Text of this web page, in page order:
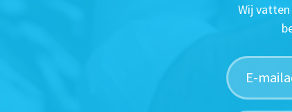
Wij